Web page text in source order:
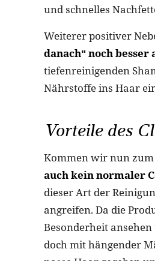
und schnelles
Weiterer positiver
danach“ noch besser
tiefenreinigenden
Nährstoffe ins Haar
Vorteile des
Kommen wir nun zum
auch kein normaler
dieser Art der
angreifen. Da die
Besonderheit
doch mit hängender